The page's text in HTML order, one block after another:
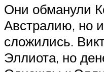
Они обманули
Австралию, но
сложились.
Эллиота, но